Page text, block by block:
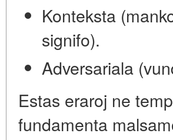
Konteksta
signifo).
Adversariala
Estas eraroj ne
fundamenta